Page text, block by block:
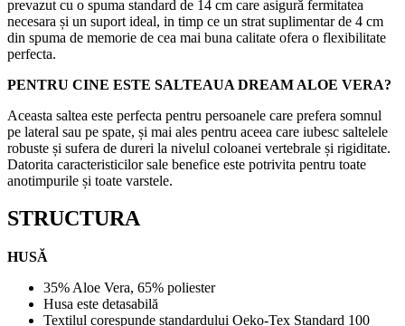
prevazut cu o spuma standard de 14 cm care asigură fermitatea
necesara și un suport ideal, in timp ce un strat suplimentar de 4 cm
din spuma de memorie de cea mai buna calitate ofera o flexibilitate
perfecta.
PENTRU CINE ESTE SALTEAUA DREAM ALOE VERA?
Aceasta saltea este perfecta pentru persoanele care prefera somnul
pe lateral sau pe spate, și mai ales pentru aceea care iubesc saltelele
robuste și sufera de dureri la nivelul coloanei vertebrale și rigiditate.
Datorita caracteristicilor sale benefice este potrivita pentru toate
anotimpurile și toate varstele.
STRUCTURA
HUSĂ
35% Aloe Vera, 65% poliester
Husa este detasabilă
Textilul corespunde standardului Oeko-Tex Standard 100